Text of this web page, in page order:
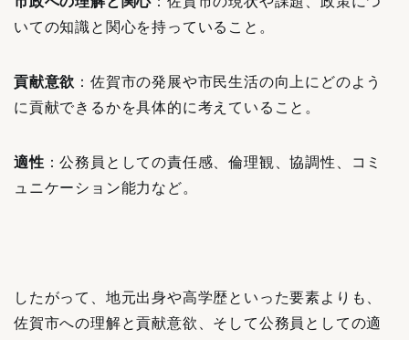
いての知識と関心を持っていること。
貢献意欲 ：佐賀市の発展や市民生活の向上にどのよう
に貢献できるかを具体的に考えていること。
適性 ：公務員としての責任感、倫理観、協調性、コミ
ュニケーション能力など。
したがって、地元出身や高学歴といった要素よりも、
佐賀市への理解と貢献意欲、そして公務員としての適